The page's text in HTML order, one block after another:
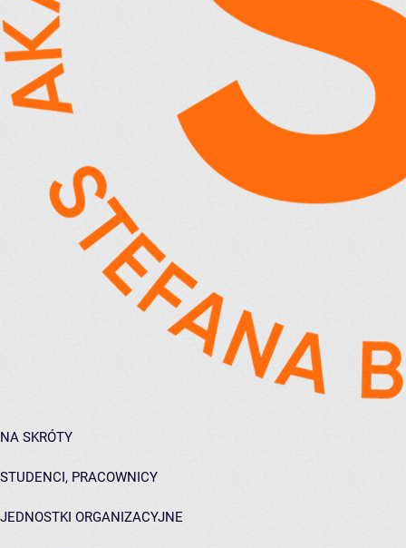
NA SKRÓTY
STUDENCI, PRACOWNICY
JEDNOSTKI ORGANIZACYJNE